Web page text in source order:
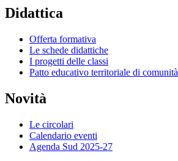
Didattica
Offerta formativa
Le schede didattiche
I progetti delle classi
Patto educativo territoriale di comunità
Novità
Le circolari
Calendario eventi
Agenda Sud 2025-27